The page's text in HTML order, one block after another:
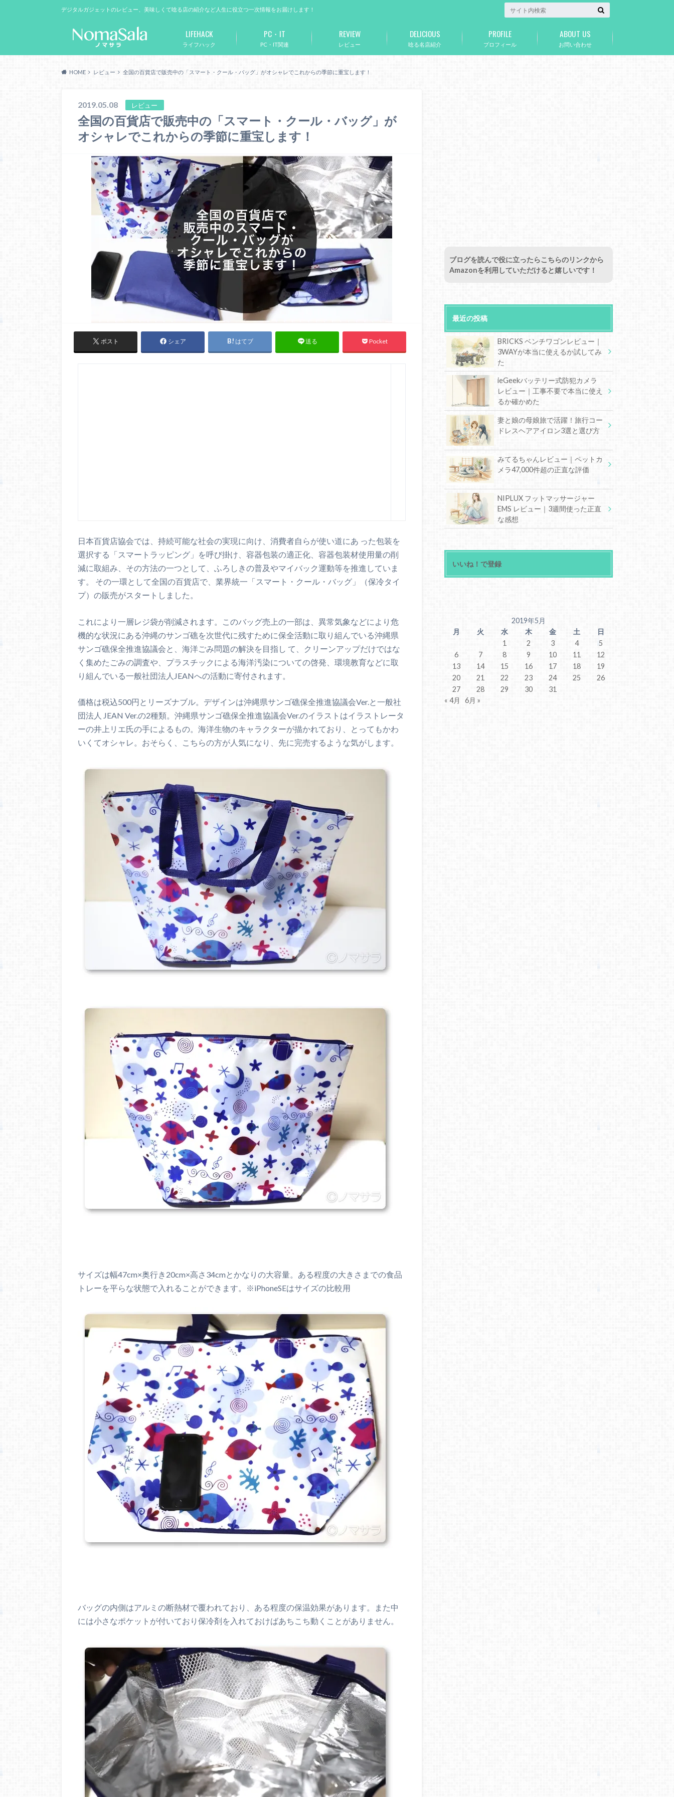
デジタルガジェットのレビュー、美味しくて唸る店の紹介など人生に役立つ一次情報をお届けします！
ライフハック
LIFEHACK
PC・IT関連
PC・IT
レビュー
REVIEW
唸る名店紹介
DELICIOUS
プロフィール
PROFILE
お問い合わせ
ABOUT US
HOME レビュー 全国の百貨店で販売中の「スマート・クール・バッグ」がオシャレでこれからの季節に重宝します！
2019.05.08 レビュー
全国の百貨店で販売中の「スマート・クール・バッグ」が
オシャレでこれからの季節に重宝します！
ポスト シェア はてブ 送る Pocket
日本百貨店協会では、持続可能な社会の実現に向け、消費者自らが使い道にあ った包装を
選択する「スマートラッピング」を呼び掛け、容器包装の適正化、容器包装材使用量の削
減に取組み、その方法の一つとして、ふろしきの普及やマイバック運動等を推進していま
す。 その一環として全国の百貨店で、業界統一「スマート・クール・バッグ」（保冷タイ
プ）の販売がスタートしました。
これにより一層レジ袋が削減されます。このバッグ売上の一部は、異常気象などにより危
機的な状況にある沖縄のサンゴ礁を次世代に残すために保全活動に取り組んでいる沖縄県
サンゴ礁保全推進協議会と、海洋ごみ問題の解決を目指し て、クリーンアップだけではな
く集めたごみの調査や、プラスチックによる海洋汚染についての啓発、環境教育などに取
り組んでいる一般社団法人JEANへの活動に寄付されます。
価格は税込500円とリーズナブル。デザインは沖縄県サンゴ礁保全推進協議会Ver.と一般社
団法人 JEAN Ver.の2種類。沖縄県サンゴ礁保全推進協議会Ver.のイラストはイラストレータ
ーの井上リエ氏の手によるもの。海洋生物のキャラクターが描かれており、とってもかわ
いくてオシャレ。おそらく、こちらの方が人気になり、先に完売するような気がします。
サイズは幅47cm×奥行き20cm×高さ34cmとかなりの大容量。ある程度の大きさまでの食品
トレーを平らな状態で入れることができます。※iPhoneSEはサイズの比較用
バッグの内側はアルミの断熱材で覆われており、ある程度の保温効果があります。また中
には小さなポケットが付いており保冷剤を入れておけばあちこち動くことがありません。
ブログを読んで役に立ったらこちらのリンクから
Amazonを利用していただけると嬉しいです！
最近の投稿
BRICKS ベンチワゴンレビュー｜
3WAYが本当に使えるか試してみ
た
ieGeekバッテリー式防犯カメラ
レビュー｜工事不要で本当に使え
るか確かめた
妻と娘の母娘旅で活躍！旅行コー
ドレスヘアアイロン3選と選び方
みてるちゃんレビュー｜ペットカ
メラ47,000件超の正直な評価
NIPLUX フットマッサージャー
EMS レビュー｜3週間使った正直
な感想
いいね！で登録
2019年5月
月
火 水 木 金 土
日
1
2 3 4
5
6
7 8 9 10 11
12
13
14 15 16 17 18
19
20
21 22 23 24 25
26
27
28 29 30
31
« 4月
6月 »